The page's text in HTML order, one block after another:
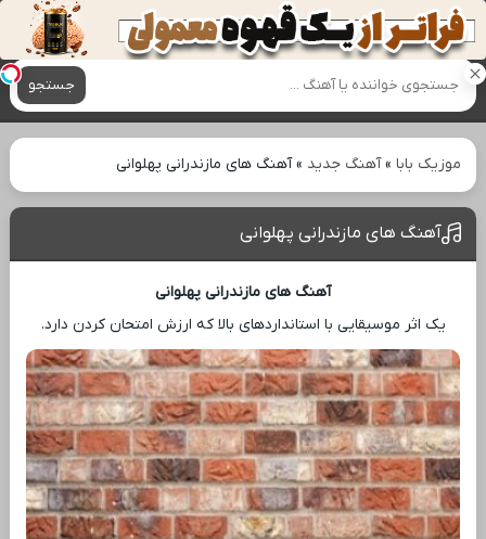
آهنگ های جدید
جستجو
موزیک بابا»آهنگ جدید »آهنگ های مازندرانی پهلوانی
آهنگ های مازندرانی پهلوانی
آهنگ های مازندرانی پهلوانی
یک اثر موسیقایی با استانداردهای بالا که ارزش امتحان کردن دارد.